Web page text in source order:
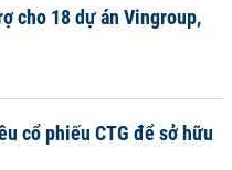
cho 18 dự án Vingroup,
cổ phiếu CTG để sở hữu